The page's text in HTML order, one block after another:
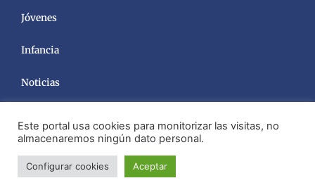
Jóvenes
Infancia
Noticias
Este portal usa cookies para monitorizar las visitas, no
almacenaremos ningún dato personal.
Configurar cookies Aceptar